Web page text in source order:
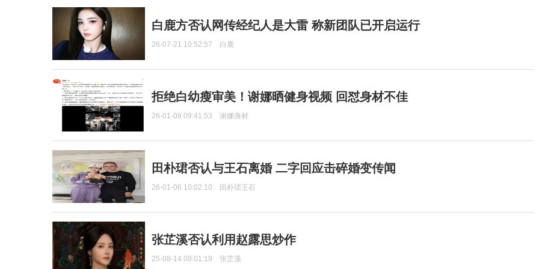
白鹿方否认网传经纪人是大雷 称新团队已开启运行
26-07-21 10:52:57 白鹿
拒绝白幼瘦审美！谢娜晒健身视频 回怼身材不佳
26-01-08 09:41:53 谢娜身材
田朴珺否认与王石离婚 二字回应击碎婚变传闻
26-01-06 10:02:10 田朴珺王石
张芷溪否认利用赵露思炒作
25-08-14 09:01:19 张芷溪